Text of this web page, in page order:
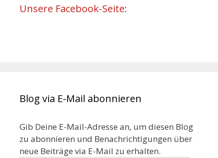
Unsere Facebook-Seite:
Blog via E-Mail abonnieren
Gib Deine E-Mail-Adresse an, um diesen Blog
zu abonnieren und Benachrichtigungen über
neue Beiträge via E-Mail zu erhalten.